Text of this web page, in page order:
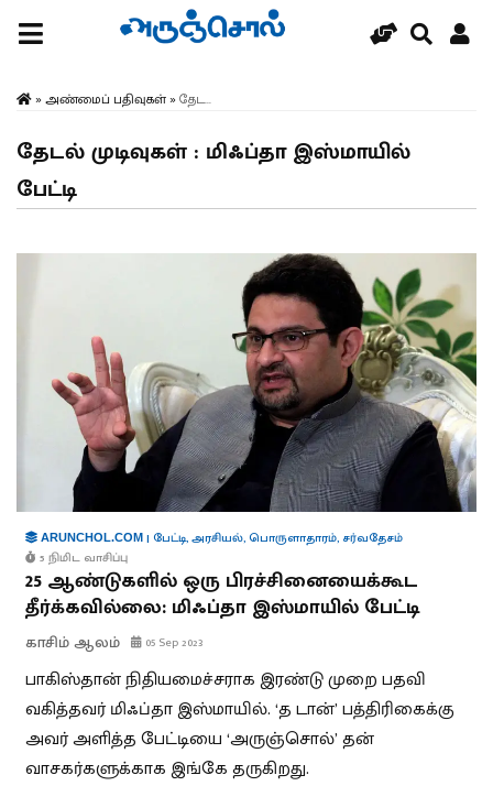
» அண்மைப் பதிவுகள்» தேட...
தேடல் முடிவுகள் : மிஃப்தா இஸ்மாயில்
பேட்டி
ARUNCHOL.COM | பேட்டி,அரசியல்,பொருளாதாரம், சர்வதேசம்
5 நிமிட வாசிப்பு
25 ஆண்டுகளில் ஒரு பிரச்சினையைக்கூட
தீர்க்கவில்லை: மிஃப்தா இஸ்மாயில் பேட்டி
காசிம் ஆலம் 05 Sep 2023
பாகிஸ்தான் நிதியமைச்சராக இரண்டு முறை பதவி
வகித்தவர் மிஃப்தா இஸ்மாயில். ‘த டான்’ பத்திரிகைக்கு
அவர் அளித்த பேட்டியை ‘அருஞ்சொல்’ தன்
வாசகர்களுக்காக இங்கே தருகிறது.